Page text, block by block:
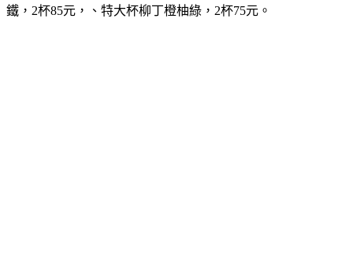
鐵，2杯85元，、特大杯柳丁橙柚綠，2杯75元。